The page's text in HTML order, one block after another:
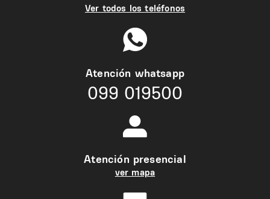
Ver todos los teléfonos
Atención whatsapp
099 019500
Atención presencial
ver mapa